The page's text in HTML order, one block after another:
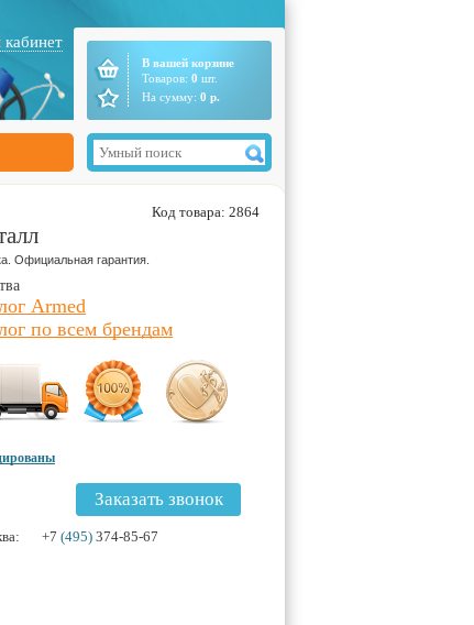
В вашей корзине
Товаров: 0 шт.
На сумму: 0 р.
Код товара: 2864
Официальная гарантия.
Armed
по всем брендам
Заказать звонок
+7 (495) 374-85-67